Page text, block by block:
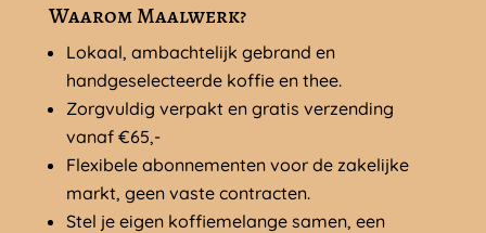
Waarom Maalwerk?
Lokaal, ambachtelijk gebrand en
handgeselecteerde koffie en thee.
Zorgvuldig verpakt en gratis verzending
vanaf €65,-
Flexibele abonnementen voor de zakelijke
markt, geen vaste contracten.
Stel je eigen koffiemelange samen, een